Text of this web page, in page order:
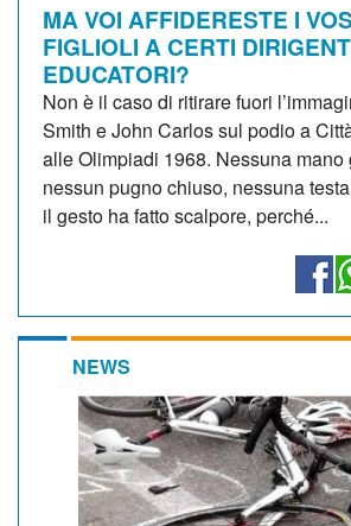
MA VOI AFFIDERESTE I
FIGLIOLI A CERTI
EDUCATORI?
Non è il caso di ritirare fuori
Smith e John Carlos sul podio a
alle Olimpiadi 1968. Nessuna mano
nessun pugno chiuso, nessuna
il gesto ha fatto scalpore, perché...
NEWS